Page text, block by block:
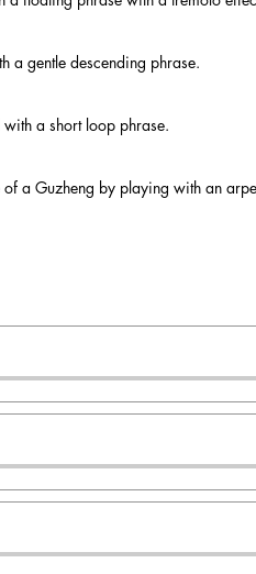
a gentle descending phrase.
a short loop phrase.
of a Guzheng by playing with an